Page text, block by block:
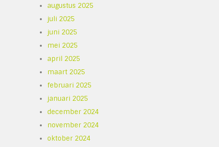
augustus 2025
juli 2025
juni 2025
mei 2025
april 2025
maart 2025
februari 2025
januari 2025
december 2024
november 2024
oktober 2024